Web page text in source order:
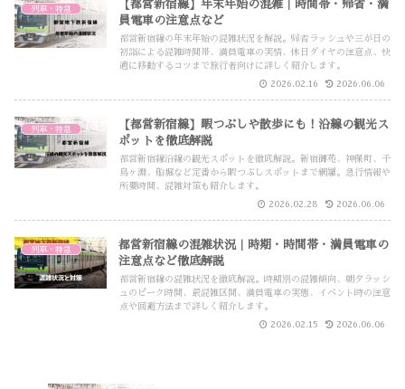
列車・特急
【都営新宿線】年末年始の混雑｜時間帯・帰省・満
員電車の注意点など
都営新宿線の年末年始の混雑状況を解説。帰省ラッシュや三が日の
初詣による混雑時間帯、満員電車の実情、休日ダイヤの注意点、快
適に移動するコツまで旅行者向けに詳しく紹介します。
2026.02.16 2026.06.06
列車・特急
【都営新宿線】暇つぶしや散歩にも！沿線の観光ス
ポットを徹底解説
都営新宿線沿線の観光スポットを徹底解説。新宿御苑、神保町、千
鳥ヶ淵、船堀など定番から暇つぶしスポットまで網羅。急行情報や
所要時間、混雑対策も紹介します。
2026.02.28 2026.06.06
列車・特急
都営新宿線の混雑状況｜時期・時間帯・満員電車の
注意点など徹底解説
都営新宿線の混雑状況を徹底解説。時期別の混雑傾向、朝夕ラッシ
ュのピーク時間、最混雑区間、満員電車の実態、イベント時の注意
点や回避方法まで詳しく紹介します。
2026.02.15 2026.06.06